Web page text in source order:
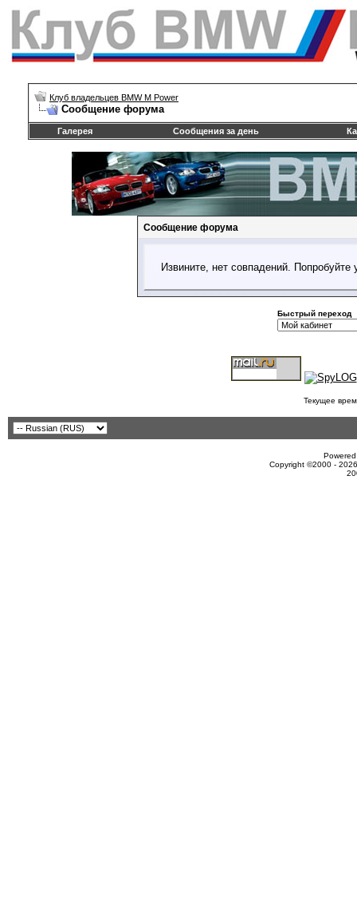
Клуб владельцев BMW M Power
Сообщение форума
Галерея Сообщения за день
Сообщение форума
Извините, нет совпадений.
Быстрый переход
Текущее
Copyright ©2000 -